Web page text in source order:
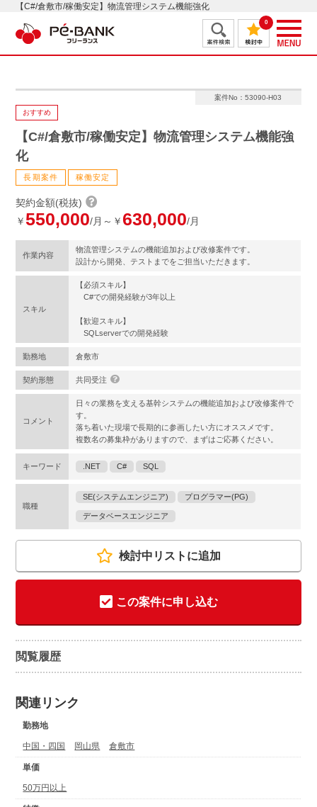
【C#/倉敷市/稼働安定】物流管理システム機能強化
0
案件No：53090-H03
おすすめ
【C#/倉敷市/稼働安定】物流管理システム機能強
化
長期案件 稼働安定
契約金額(税抜)
￥550,000/月～￥ 630,000/月
作業内容
物流管理システムの機能追加および改修案件です。
設計から開発、テストまでをご担当いただきます。
スキル
【必須スキル】
C#での開発経験が3年以上
【歓迎スキル】
SQLserverでの開発経験
勤務地 倉敷市
契約形態 共同受注
コメント
日々の業務を支える基幹システムの機能追加および改修案件で
す。
落ち着いた現場で長期的に参画したい方にオススメです。
複数名の募集枠がありますので、まずはご応募ください。
キーワード .NET C# SQL
職種
SE(システムエンジニア) プログラマー(PG)
データベースエンジニア
検討中リストに追加
この案件に申し込む
閲覧履歴
関連リンク
勤務地
中国・四国 岡山県 倉敷市
単価
50万円以上